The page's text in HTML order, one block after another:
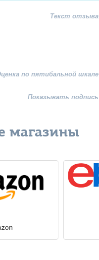
Текст отзыва
по пятибальной шкале
Показывать подпись
магазины